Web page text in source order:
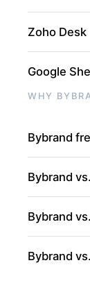
Zoho Desk
Google
WHY
Bybrand
Bybrand
Bybrand
Bybrand